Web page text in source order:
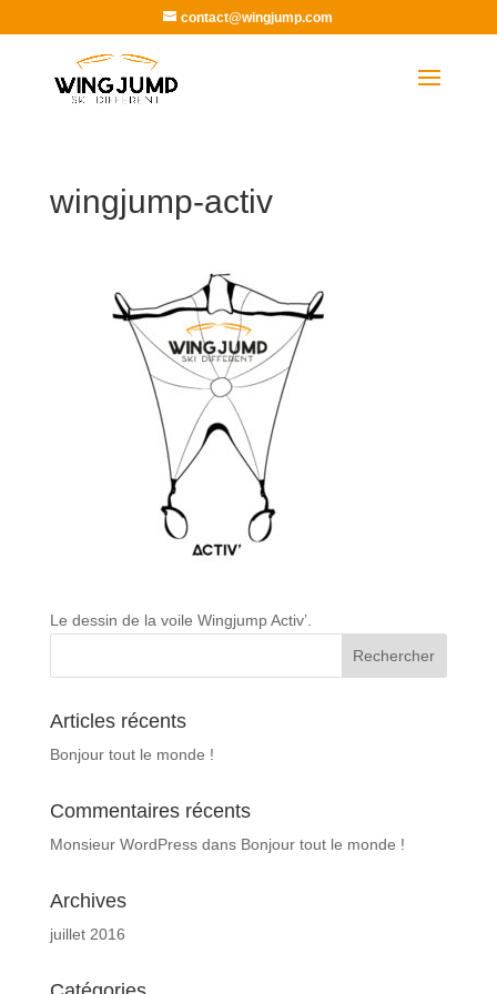
contact@wingjump.com
wingjump-activ
Le dessin de la voile Wingjump Activ’.
Articles récents
Bonjour tout le monde !
Commentaires récents
Monsieur WordPressdans Bonjour tout le monde !
Archives
juillet 2016